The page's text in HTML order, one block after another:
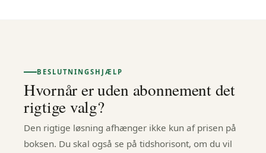
BESLUTNINGSHJÆLP
Hvornår er uden abonnement det
rigtige valg?
Den rigtige løsning afhænger ikke kun af prisen på
boksen. Du skal også se på tidshorisont, om du vil